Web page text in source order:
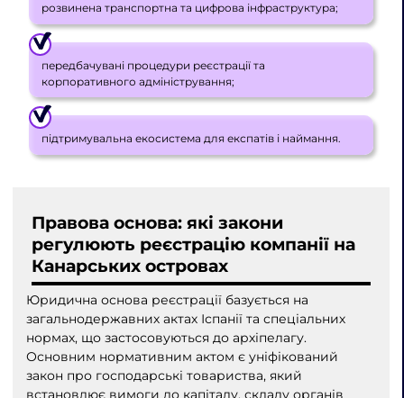
розвинена транспортна та цифрова інфраструктура;
передбачувані процедури реєстрації та
корпоративного адміністрування;
підтримувальна екосистема для експатів і наймання.
Правова основа: які закони
регулюють реєстрацію компанії на
Канарських островах
Юридична основа реєстрації базується на
загальнодержавних актах Іспанії та спеціальних
нормах, що застосовуються до архіпелагу.
Основним нормативним актом є уніфікований
закон про господарські товариства, який